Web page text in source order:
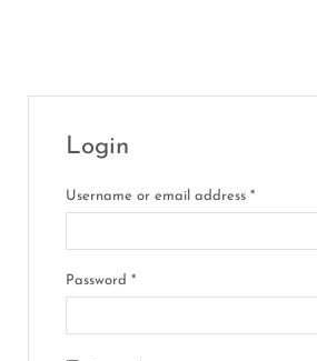
Login
Username or email address *
Password *